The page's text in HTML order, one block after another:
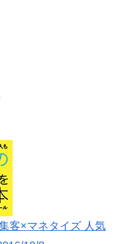
客×マネタイズ 人気